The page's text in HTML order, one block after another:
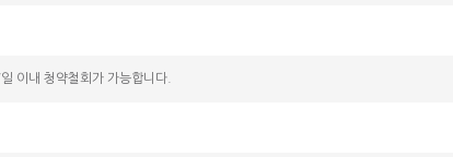
이내 청약철회가 가능합니다.